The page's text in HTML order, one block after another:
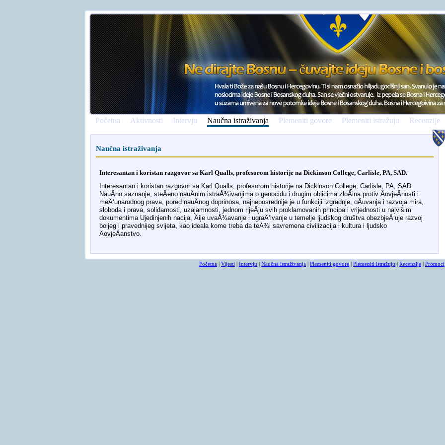
Početna Aktivnosti Intervju Naučna istraživanja Plemeniti govore Plemeniti istražuju Recenzije
Naučna istraživanja
Interesantan i koristan razgovor sa Karl Qualls, profesorom historije na Dickinson College, Carlisle, PA, SAD.
Interesantan i koristan razgovor sa Karl Qualls, profesorom historije na Dickinson College, Carlisle, PA, SAD.
NauÄno saznanje, steÄeno nauÄnim istraÅ¾ivanjima o genocidu i drugim oblicima zloÄina protiv ÄovjeÄnosti i
meÄ‘unarodnog prava, pored nauÄnog doprinosa, najneposrednije je u funkciji izgradnje, oÄuvanja i razvoja mira,
sloboda i prava, solidarnosti, uzajamnosti, jednom rijeÄju svih proklamovanih principa i vrijednosti u najvišim
dokumentima Ujedinjenih nacija, Äije uvaÅ¾avanje i ugraÄ‘ivanje u temelje ljudskog društva obezbjeÄ‘uje razvoj
boljeg i pravednijeg svijeta, kao ideala kome treba da teÅ¾i savremena civilizacija i kultura i ljudsko
ÄovjeÄanstvo.
Početna Vijesti Intervju Naučna istraživanja Plemeniti govore Plemeniti istražuju Recenzije